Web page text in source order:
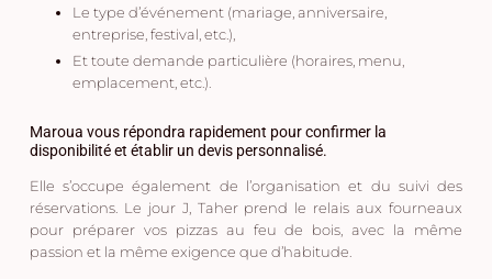
Letype d’événement (mariage, anniversaire,
entreprise, festival, etc.),
Et toutedemande particulière (horaires, menu,
emplacement, etc.).
Maroua vous répondra rapidement pour confirmer la
disponibilité et établir un devis personnalisé.
Elle s’occupe également de l’organisation et du suivi des
réservations. Le jour J, Taherprend le relais auxfourneaux
pour préparer vos pizzas au feu de bois, avec la même
passion et la même exigence que d’habitude.